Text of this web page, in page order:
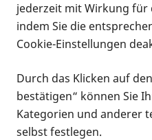
Infomaterial
Infomaterial
Vorlesen
Alle Infomaterialien
Formaten an einem
jederzeit mit Wirkung
indem Sie die
Cookie-Einstellungen
Durch das Klicken auf
bestätigen“ können Sie
Kategorien und anderer
selbst festlegen.